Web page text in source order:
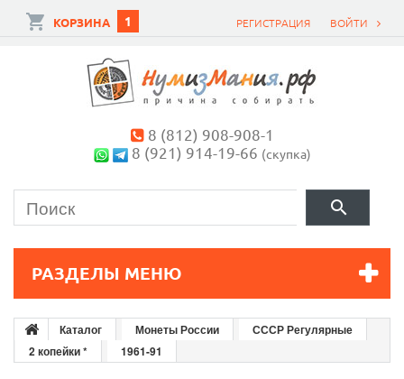
ВОЙТИ
РЕГИСТРАЦИЯ
КОРЗИНА 1
8 (812) 908-908-1
8 (921) 914-19-66 (скупка)
РАЗДЕЛЫ МЕНЮ
Каталог Монеты России
СССР Регулярные
2 копейки *
1961-91